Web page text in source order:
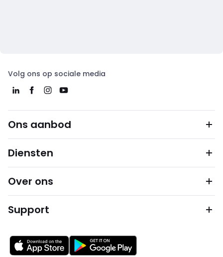
Volg ons op sociale media
Ons aanbod
Diensten
Over ons
Support